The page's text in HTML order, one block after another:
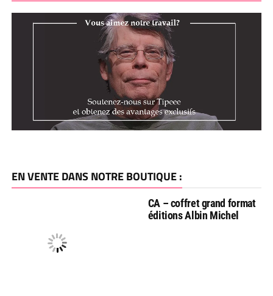
EN VENTE DANS NOTRE BOUTIQUE :
CA – coffret grand format
éditions Albin Michel